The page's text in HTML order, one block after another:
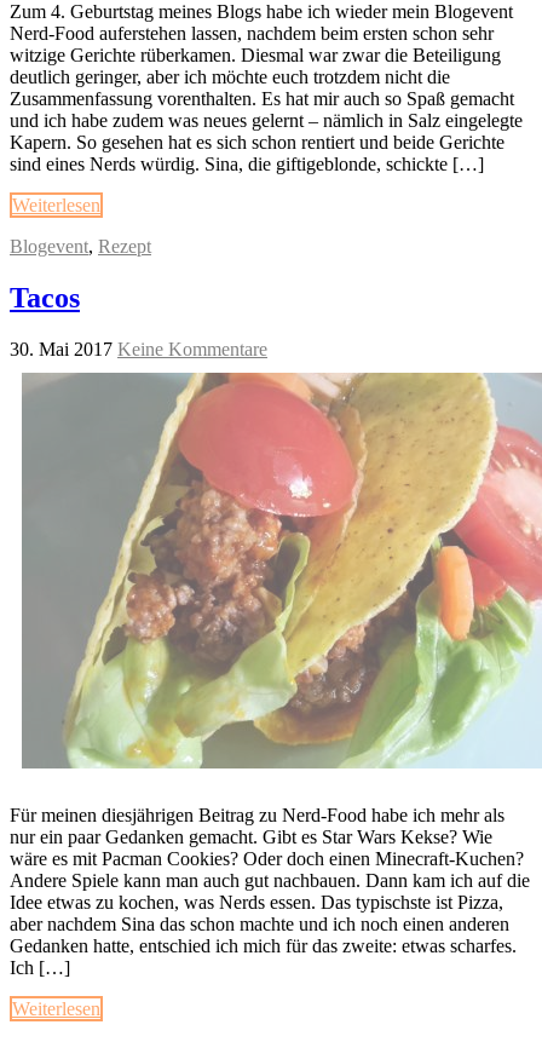
Zum 4. Geburtstag meines Blogs habe ich wieder mein Blogevent
Nerd-Food auferstehen lassen, nachdem beim ersten schon sehr
witzige Gerichte rüberkamen. Diesmal war zwar die Beteiligung
deutlich geringer, aber ich möchte euch trotzdem nicht die
Zusammenfassung vorenthalten. Es hat mir auch so Spaß gemacht
und ich habe zudem was neues gelernt – nämlich in Salz eingelegte
Kapern. So gesehen hat es sich schon rentiert und beide Gerichte
sind eines Nerds würdig. Sina, die giftigeblonde, schickte […]
Weiterlesen
Blogevent, Rezept
Tacos
30. Mai 2017 Keine Kommentare
Für meinen diesjährigen Beitrag zu Nerd-Food habe ich mehr als
nur ein paar Gedanken gemacht. Gibt es Star Wars Kekse? Wie
wäre es mit Pacman Cookies? Oder doch einen Minecraft-Kuchen?
Andere Spiele kann man auch gut nachbauen. Dann kam ich auf die
Idee etwas zu kochen, was Nerds essen. Das typischste ist Pizza,
aber nachdem Sina das schon machte und ich noch einen anderen
Gedanken hatte, entschied ich mich für das zweite: etwas scharfes.
Ich […]
Weiterlesen